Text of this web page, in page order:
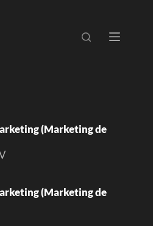
(Marketing de
(Marketing de